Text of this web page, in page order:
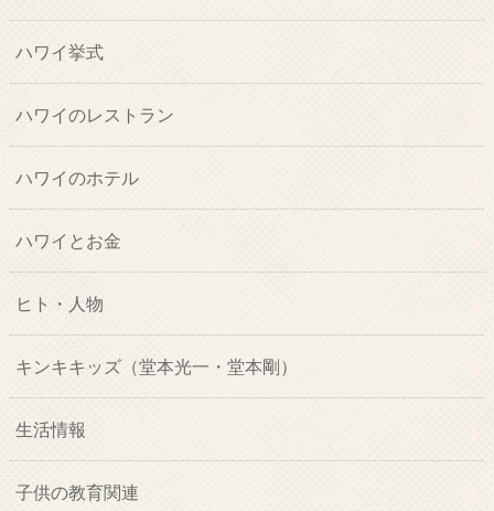
ハワイ挙式
ハワイのレストラン
ハワイのホテル
ハワイとお金
ヒト・人物
キンキキッズ（堂本光一・堂本剛）
生活情報
子供の教育関連